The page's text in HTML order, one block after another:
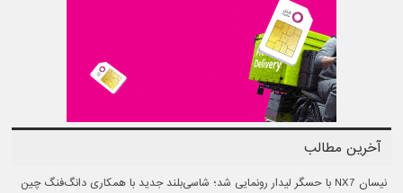
آخرین مطالب
نیسان NX7 با حسگر لیدار رونمایی شد؛ شاسی‌بلند جدید با همکاری دانگ‌فنگ چین